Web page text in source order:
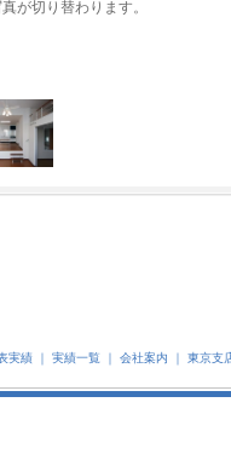
が切り替わります。
実績｜ 実績一覧｜ 会社案内 ｜ 東京支